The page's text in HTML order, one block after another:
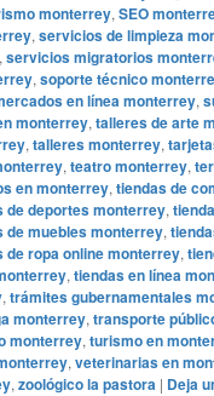
monterrey, SEO
, servicios de limpieza
, servicios migratorios
, soporte técnico
en línea monterrey,
monterrey, talleres de arte
, talleres monterrey,
, teatro monterrey,
en monterrey, tiendas de
de deportes monterrey,
de muebles monterrey,
de ropa online monterrey,
, tiendas en línea
, trámites gubernamentales
monterrey, transporte
monterrey, turismo en
, veterinarias en
, zoológico la pastora | Deja